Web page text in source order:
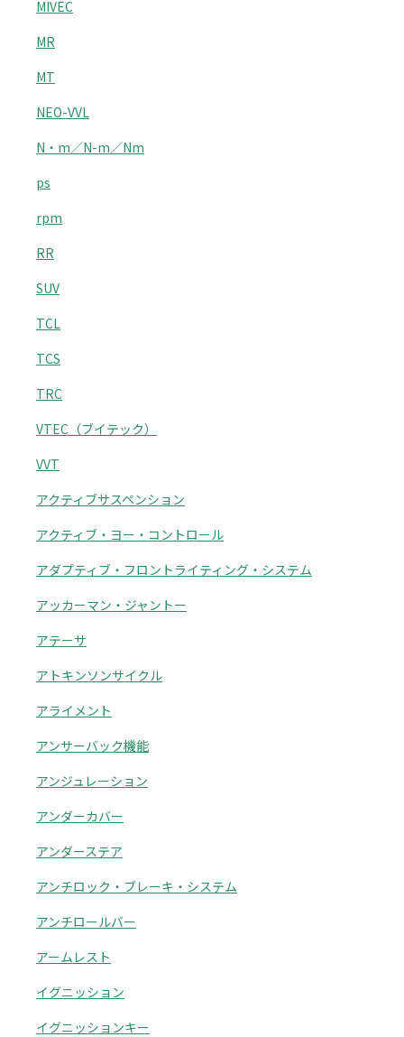
MIVEC
MR
MT
NEO-VVL
N・m／N-m／Nm
ps
rpm
RR
SUV
TCL
TCS
TRC
VTEC（ブイテック）
VVT
アクティブサスペンション
アクティブ・ヨー・コントロール
アダプティブ・フロントライティング・システム
アッカーマン・ジャントー
アテーサ
アトキンソンサイクル
アライメント
アンサーバック機能
アンジュレーション
アンダーカバー
アンダーステア
アンチロック・ブレーキ・システム
アンチロールバー
アームレスト
イグニッション
イグニッションキー